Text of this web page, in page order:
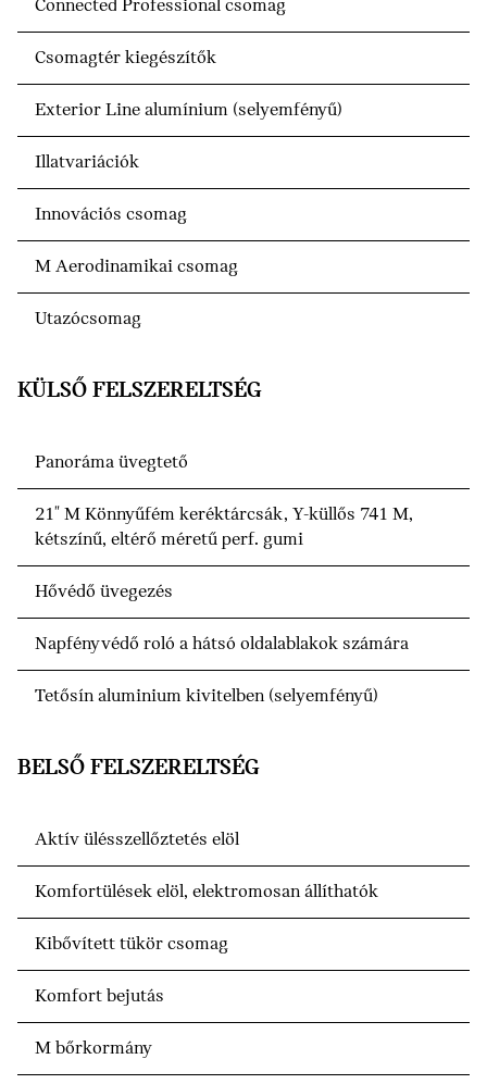
Connected Professional csomag
Csomagtér kiegészítők
Exterior Line alumínium (selyemfényű)
Illatvariációk
Innovációs csomag
M Aerodinamikai csomag
Utazócsomag
KÜLSŐ FELSZERELTSÉG
Panoráma üvegtető
21" M Könnyűfém keréktárcsák, Y-küllős 741 M,
kétszínű, eltérő méretű perf. gumi
Hővédő üvegezés
Napfényvédő roló a hátsó oldalablakok számára
Tetősín aluminium kivitelben (selyemfényű)
BELSŐ FELSZERELTSÉG
Aktív ülésszellőztetés elöl
Komfortülések elöl, elektromosan állíthatók
Kibővített tükör csomag
Komfort bejutás
M bőrkormány